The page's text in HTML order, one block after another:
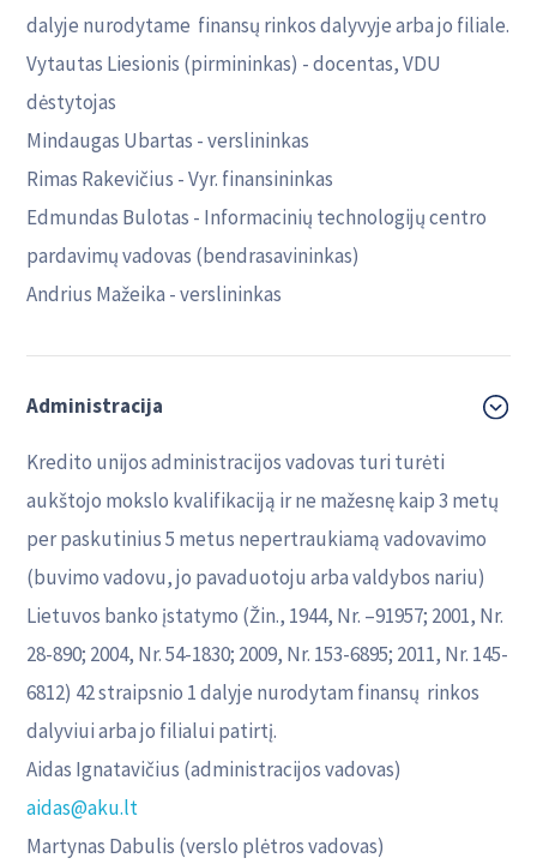
dalyje nurodytame finansų rinkos dalyvyje arba jo filiale.
Vytautas Liesionis (pirmininkas) - docentas, VDU
dėstytojas
Mindaugas Ubartas - verslininkas
Rimas Rakevičius - Vyr. finansininkas
Edmundas Bulotas - Informacinių technologijų centro
pardavimų vadovas (bendrasavininkas)
Andrius Mažeika - verslininkas
Administracija
Kredito unijos administracijos vadovas turi turėti
aukštojo mokslo kvalifikaciją ir ne mažesnę kaip 3 metų
per paskutinius 5 metus nepertraukiamą vadovavimo
(buvimo vadovu, jo pavaduotoju arba valdybos nariu)
Lietuvos banko įstatymo (Žin., 1944, Nr. –91957; 2001, Nr.
28-890; 2004, Nr. 54-1830; 2009, Nr. 153-6895; 2011, Nr. 145-
6812) 42 straipsnio 1 dalyje nurodytam finansų rinkos
dalyviui arba jo filialui patirtį.
Aidas Ignatavičius (administracijos vadovas)
aidas@aku.lt
Martynas Dabulis (verslo plėtros vadovas)